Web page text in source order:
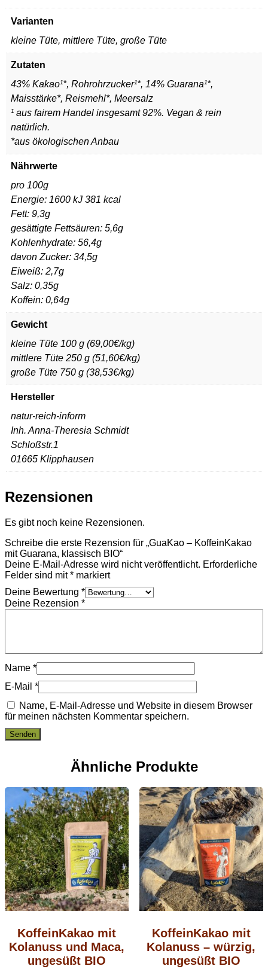
Varianten
kleine Tüte, mittlere Tüte, große Tüte
Zutaten
43% Kakao¹*, Rohrohrzucker¹*, 14% Guarana¹*,
Maisstärke*, Reismehl*, Meersalz
¹ aus fairem Handel insgesamt 92%. Vegan & rein
natürlich.
*aus ökologischen Anbau
Nährwerte
pro 100g
Energie: 1600 kJ 381 kcal
Fett: 9,3g
gesättigte Fettsäuren: 5,6g
Kohlenhydrate: 56,4g
davon Zucker: 34,5g
Eiweiß: 2,7g
Salz: 0,35g
Koffein: 0,64g
Gewicht
kleine Tüte 100 g (69,00€/kg)
mittlere Tüte 250 g (51,60€/kg)
große Tüte 750 g (38,53€/kg)
Hersteller
natur-reich-inform
Inh. Anna-Theresia Schmidt
Schloßstr.1
01665 Klipphausen
Rezensionen
Es gibt noch keine Rezensionen.
Schreibe die erste Rezension für „GuaKao – KoffeinKakao
mit Guarana, klassisch BIO“
Deine E-Mail-Adresse wird nicht veröffentlicht. Erforderliche
Felder sind mit* markiert
Deine Bewertung *
Deine Rezension *
Name *
E-Mail *
Name, E-Mail-Adresse und Website in diesem Browser
für meinen nächsten Kommentar speichern.
Ähnliche Produkte
KoffeinKakao mit
Kolanuss und Maca,
ungesüßt BIO
KoffeinKakao mit
Kolanuss – würzig,
ungesüßt BIO